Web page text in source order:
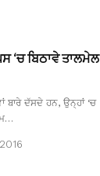
‘ਚ ਬਿਠਾਵੇ ਤਾਲਮੇਲ
ਬਾਰੇ ਦੱਸਦੇ ਹਨ, ਉਨ੍ਹਾਂ ‘ਚ